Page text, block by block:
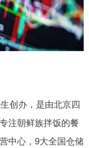
创办，是由北京四
注朝鲜族拌饭的餐
中心，9大全国仓储